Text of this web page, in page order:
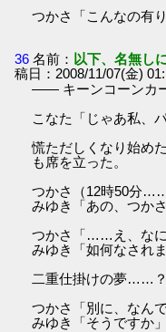
つかさ「こんなの有
36 名前： 以下、名無し
稿日：2008/11/07(金)
―― キーンコーンカ
こなた「じゃあ私、
慌ただしくなり始め
も席を立った。
つかさ（12時50分
みゆき「あの、つか
つかさ「……え、なに
みゆき「如何なされ
二重仕掛けの夢……？
つかさ「別に、なん
みゆき「そうですか」